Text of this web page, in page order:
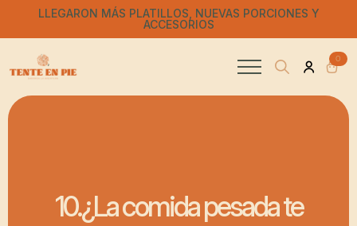
LLEGARON MÁS PLATILLOS, NUEVAS PORCIONES Y
ACCESORIOS
Search
0
10.¿La comida pesada te